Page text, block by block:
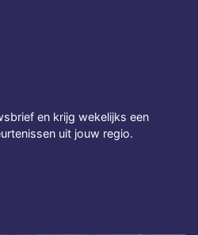
en krijg wekelijks een
uit jouw regio.